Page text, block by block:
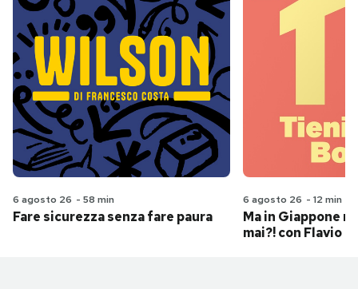
6 agosto 26 - 58 min
Fare sicurezza senza fare paura
6 agosto 26 - 12 min
Ma in Giappone
mai?! con Flavio